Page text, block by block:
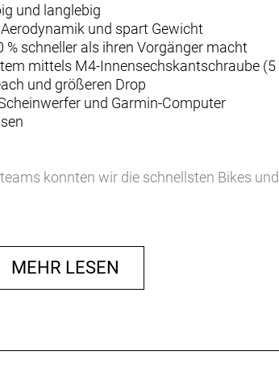
und langlebig
und spart Gewicht
schneller als ihren Vorgänger macht
mittels M4-Innensechskantschraube
und größeren Drop
und Garmin-Computer
konnten wir die schnellsten Bikes
Cockpit und reduziert die
MEHR LESEN